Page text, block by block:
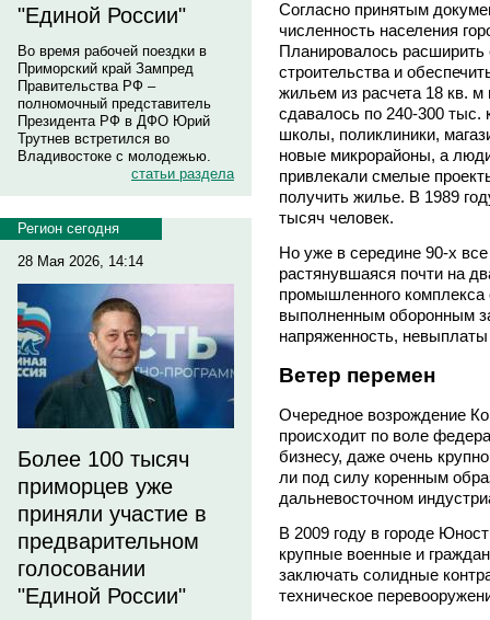
"Единой России"
Во время рабочей поездки в
Приморский край Зампред
Правительства РФ –
полномочный представитель
Президента РФ в ДФО Юрий
Трутнев встретился во
Владивостоке с молодежью.
статьи раздела
Регион сегодня
28 Мая 2026, 14:14
Более 100 тысяч
приморцев уже
приняли участие в
предварительном
голосовании
"Единой России"
Согласно принятым
численность населения
Планировалось расширить
строительства и
жильем из расчета 18 кв.
сдавалось по 240-300 тыс.
школы, поликлиники,
новые микрорайоны, а
привлекали смелые
получить жилье. В 1989
тысяч человек.
Но уже в середине 90-х
растянувшаяся почти на
промышленного
выполненным оборонным
напряженность,
Ветер перемен
Очередное возрождение
происходит по воле
бизнесу, даже очень
ли под силу коренным
дальневосточном
В 2009 году в городе
крупные военные и
заключать солидные
техническое